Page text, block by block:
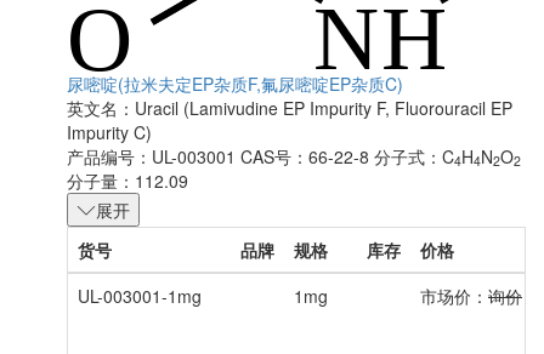
尿嘧啶(拉米夫定EP杂质F,氟尿嘧啶EP杂质C)
英文名： Uracil (Lamivudine EP Impurity F, Fluorouracil EP
Impurity C)
产品编号：UL-003001 CAS号：66-22-8 分子式：C4H4N2O2
分子量：112.09
展开
货号
品牌 规格 库存
价格
UL-003001-1mg
1mg 市场价： 询价